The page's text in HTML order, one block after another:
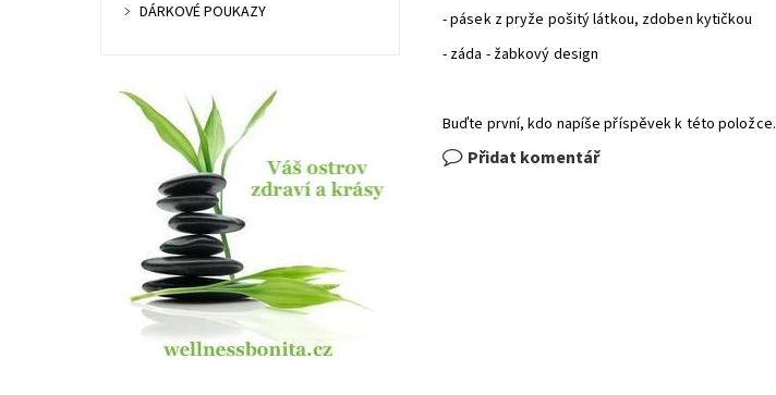
- pásek z pryže pošitý látkou, zdoben kytičkou
- záda - žabkový design
Buďte první, kdo napíše příspěvek k této položce.
Přidat komentář
DÁRKOVÉ POUKAZY